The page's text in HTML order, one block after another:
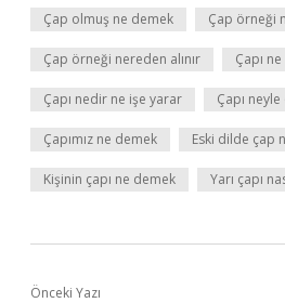
Çap olmuş ne demek Çap örneği
Çap örneği nereden alınır Çapı
Çapı nedir ne işe yarar Çapı
Çapımız ne demek Eski dilde çap
Kişinin çapı ne demek Yarı çapı
Önceki Yazı